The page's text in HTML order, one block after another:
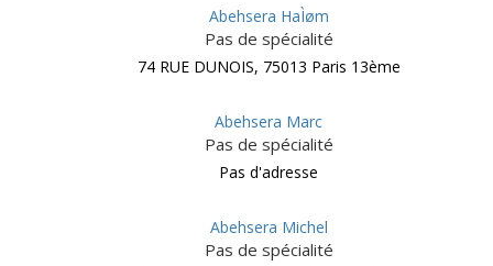
Abehsera HaÌøm
Pas de spécialité
74 RUE DUNOIS, 75013 Paris 13ème
Abehsera Marc
Pas de spécialité
Pas d'adresse
Abehsera Michel
Pas de spécialité